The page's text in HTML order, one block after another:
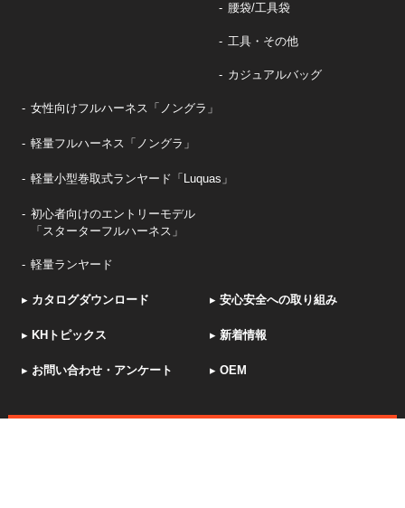
腰袋/工具袋
工具・その他
カジュアルバッグ
女性向けフルハーネス「ノングラ」
軽量フルハーネス「ノングラ」
軽量小型巻取式ランヤード「Luquas」
初心者向けのエントリーモデル
「スターターフルハーネス」
軽量ランヤード
▸ カタログダウンロード ▸ 安心安全への取り組み
▸ KHトピックス ▸ 新着情報
▸ お問い合わせ・アンケート ▸ OEM